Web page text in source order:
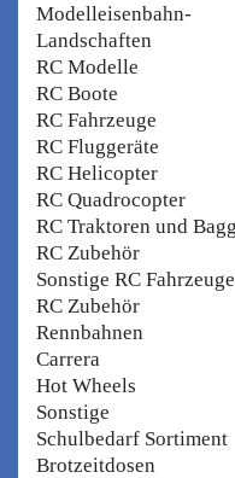
Modelleisenbahn-
Landschaften
RC Modelle
RC Boote
RC Fahrzeuge
RC Fluggeräte
RC Helicopter
RC Quadrocopter
RC Traktoren und
RC Zubehör
Sonstige RC
RC Zubehör
Rennbahnen
Carrera
Hot Wheels
Sonstige
Schulbedarf Sortiment
Brotzeitdosen